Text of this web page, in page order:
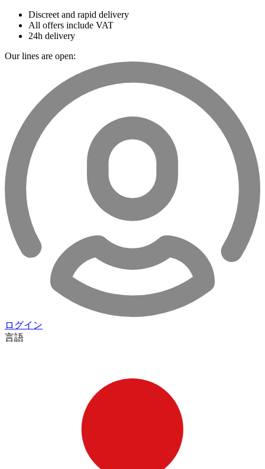
Discreet and rapid delivery
All offers include VAT
24h delivery
Our lines are open:
ログイン
言語